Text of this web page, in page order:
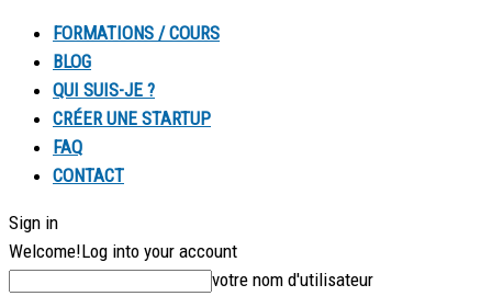
FORMATIONS / COURS
BLOG
QUI SUIS-JE ?
CRÉER UNE STARTUP
FAQ
CONTACT
Sign in
Welcome!Log into your account
votre nom d'utilisateur